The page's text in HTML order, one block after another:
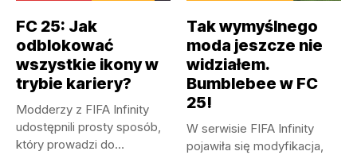
FC 25: Jak
odblokować
wszystkie ikony w
trybie kariery?
Modderzy z FIFA Infinity
udostępnili prosty sposób,
który prowadzi do
Tak wymyślnego
moda jeszcze nie
widziałem.
Bumblebee w FC
25!
W serwisie FIFA Infinity
pojawiła się modyfikacja,